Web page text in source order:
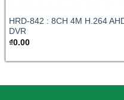
HRD-842 : 8CH 4M H.264
DVR
₫0.00